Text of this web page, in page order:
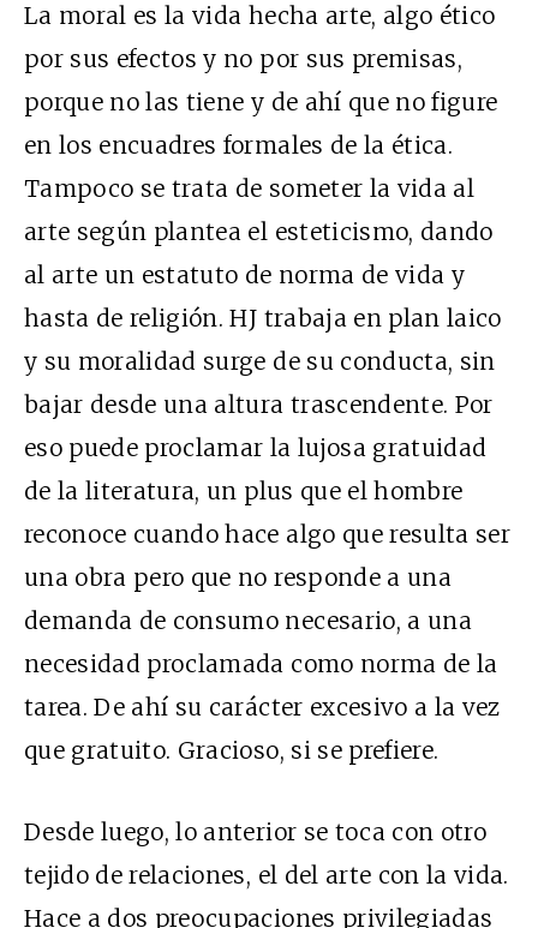
La moral es la vida hecha arte, algo ético
por sus efectos y no por sus premisas,
porque no las tiene y de ahí que no figure
en los encuadres formales de la ética.
Tampoco se trata de someter la vida al
arte según plantea el esteticismo, dando
al arte un estatuto de norma de vida y
hasta de religión. HJ trabaja en plan laico
y su moralidad surge de su conducta, sin
bajar desde una altura trascendente. Por
eso puede proclamar la lujosa gratuidad
de la literatura, un plus que el hombre
reconoce cuando hace algo que resulta ser
una obra pero que no responde a una
demanda de consumo necesario, a una
necesidad proclamada como norma de la
tarea. De ahí su carácter excesivo a la vez
que gratuito. Gracioso, si se prefiere.
Desde luego, lo anterior se toca con otro
tejido de relaciones, el del arte con la vida.
Hace a dos preocupaciones privilegiadas